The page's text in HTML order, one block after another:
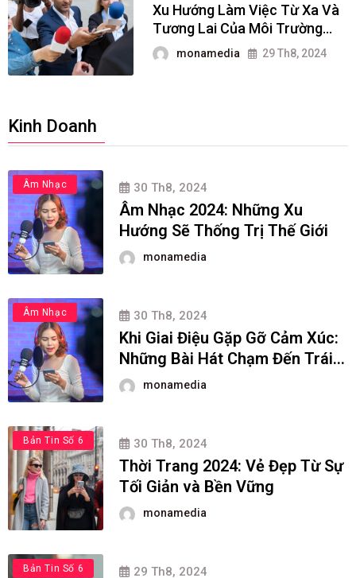
Xu Hướng Làm Việc Từ Xa Và
Tương Lai Của Môi Trường
Công Sởmonamedia 29 Th8, 2024
Kinh Doanh
Âm Nhạc 30 Th8, 2024
Âm Nhạc 2024: Những Xu
Hướng Sẽ Thống Trị Thế Giới
monamedia
Âm Nhạc 30 Th8, 2024
Khi Giai Điệu Gặp Gỡ Cảm Xúc:
Những Bài Hát Chạm Đến Trái
Tim Người Nghe
monamedia
Âu Mỹ
Bản Tin Số 6 30 Th8, 2024
Thời Trang 2024: Vẻ Đẹp Từ Sự
Tối Giản và Bền Vững
monamedia
Âu Mỹ
Bản Tin Số 6 29 Th8, 2024